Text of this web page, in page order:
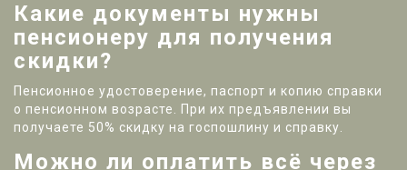
Какие документы нужны
пенсионеру для получения
скидки?
Пенсионное удостоверение, паспорт и копию справки
о пенсионном возрасте. При их предъявлении вы
получаете 50% скидку на госпошлину и справку.
Можно ли оплатить всё через